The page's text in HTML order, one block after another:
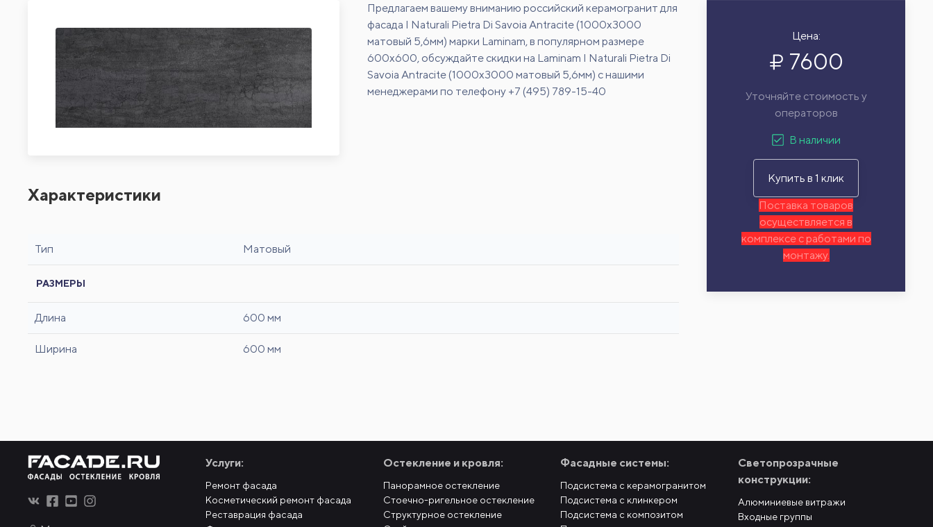
Предлагаем вашему вниманию российский керамогранит для
фасада I Naturali Pietra Di Savoia Antracite (1000x3000
матовый 5,6мм) марки Laminam, в популярном размере
600х600, обсуждайте скидки на Laminam I Naturali Pietra Di
Savoia Antracite (1000x3000 матовый 5,6мм) с нашими
менеджерами по телефону +7 (495) 789-15-40
Характеристики
Тип Матовый
РАЗМЕРЫ
Длина 600 мм
Ширина 600 мм
Цена:
7600
Уточняйте стоимость у
операторов
В наличии
Купить в 1 клик
Поставка товаров
осуществляется в
комплексе с работами по
монтажу.
Услуги:
Ремонт фасада
Косметический ремонт фасада
Реставрация фасада
Остекление и кровля:
Панорамное остекление
Стоечно-ригельное остекление
Структурное остекление
Фасадные системы:
Подсистема с керамогранитом
Подсистема с клинкером
Подсистема с композитом
Светопрозрачные
конструкции:
Алюминиевые витражи
Входные группы